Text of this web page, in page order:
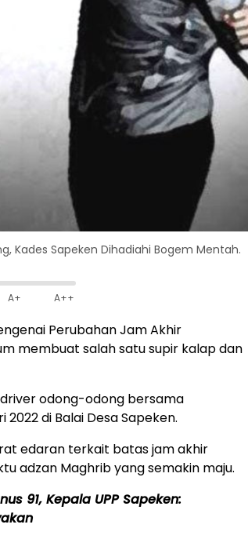
Kades Sapeken Dihadiahi Bogem Mentah.
A+ A++
Perubahan Jam Akhir
membuat salah satu supir kalap dan
odong-odong bersama
di Balai Desa Sapeken.
edaran terkait batas jam akhir
adzan Maghrib yang semakin maju.
91, Kepala UPP Sapeken: